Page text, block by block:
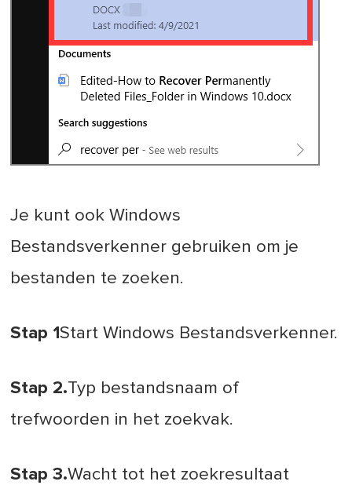
Je kunt ook Windows
Bestandsverkenner gebruiken om je
bestanden te zoeken.
Stap 1Start Windows Bestandsverkenner.
Stap 2.Typ bestandsnaam of
trefwoorden in het zoekvak.
Stap 3.Wacht tot het zoekresultaat